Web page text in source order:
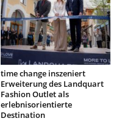
time change inszeniert
Erweiterung des Landquart
Fashion Outlet als
erlebnisorientierte
Destination